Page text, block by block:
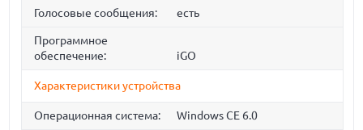
Голосовые сообщения: есть
Программное
обеспечение:
iGO
Характеристики устройства
Операционная система: Windows CE 6.0